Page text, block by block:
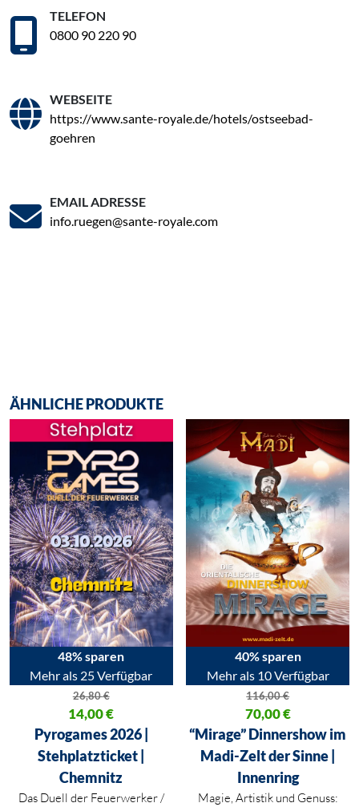
TELEFON
0800 90 220 90
WEBSEITE
https://www.sante-royale.de/hotels/ostseebad-
goehren
EMAIL ADRESSE
info.ruegen@sante-royale.com
ÄHNLICHE PRODUKTE
48% sparen
Mehr als 25 Verfügbar
26,80€
Ursprünglicher Preis war: 26,80 €
14,00€
Aktueller Preis ist: 14,00 €.
Pyrogames 2026 |
Stehplatzticket |
Chemnitz
Das Duell der Feuerwerker /
40% sparen
Mehr als 10 Verfügbar
116,00€
Ursprünglicher Preis war:
70,00€
Aktueller Preis ist: 70,00 €.
“Mirage” Dinnershow im
Madi-Zelt der Sinne |
Innenring
Magie, Artistik und Genuss: